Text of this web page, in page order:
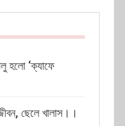
হলো ‘ক্যাফে
ছেলে খালাস।।